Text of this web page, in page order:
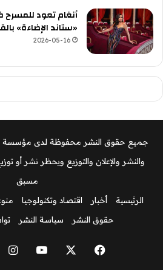
أنغام تعود
«ستاند الإضاءة»
2026-05-16
جميع حقوق النشر محفوظة لدى مؤسسة
والنشر والإعلان والتوزيع ويحظر نشر أو
مسبق
الرئيسية
أخبار اقتصاد وتكنولوجيا
حقوق النشر
سياسة النشر
فيسبوك ‫YouTube